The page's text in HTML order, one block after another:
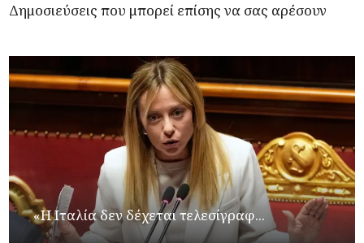
Δημοσιεύσεις που μπορεί επίσης να σας αρέσουν
«Η Ιταλία δεν δέχεται τελεσίγραφ...